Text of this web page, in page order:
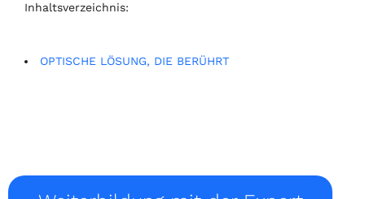
Inhaltsverzeichnis:
OPTISCHE LÖSUNG, DIE BERÜHRT